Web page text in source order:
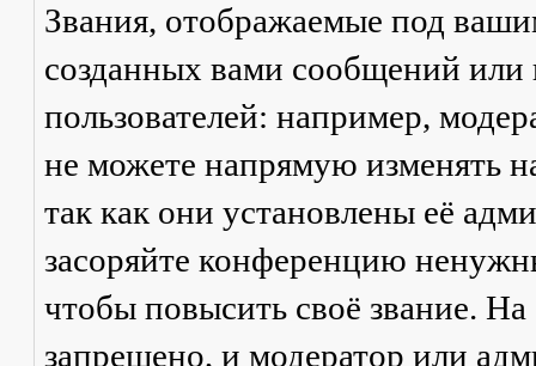
Звания, отображаемые под
созданных вами сообщений
пользователей: например,
не можете напрямую изменять
так как они установлены её
засоряйте конференцию
чтобы повысить своё звание.
запрещено, и модератор или